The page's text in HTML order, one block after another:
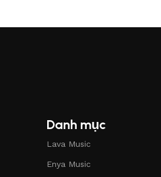
Danh mục
Lava Music
Enya Music